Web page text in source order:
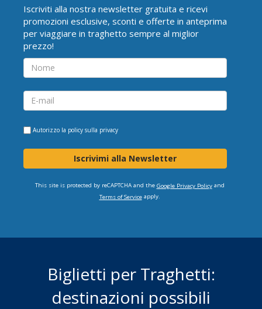
Iscriviti alla nostra newsletter gratuita e ricevi
promozioni esclusive, sconti e offerte in anteprima
per viaggiare in traghetto sempre al miglior
prezzo!
Autorizzo la policy sulla privacy
Iscrivimi alla Newsletter
This site is protected by reCAPTCHA and the Google Privacy Policyand
Terms of Serviceapply.
Biglietti per Traghetti:
destinazioni possibili